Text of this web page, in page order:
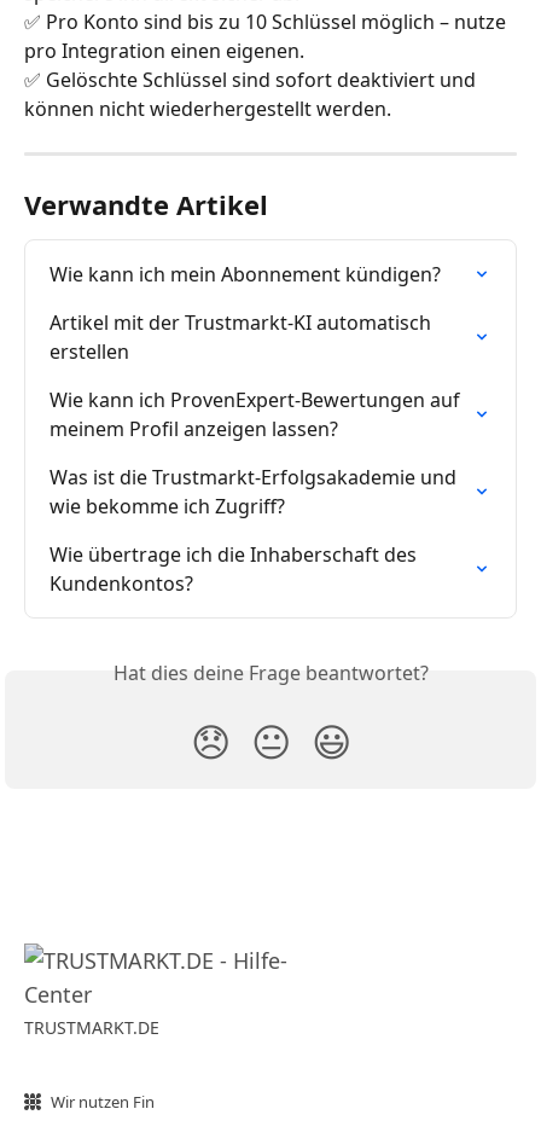
✅ Pro Konto sind bis zu 10 Schlüssel möglich – nutze
pro Integration einen eigenen.
✅ Gelöschte Schlüssel sind sofort deaktiviert und
können nicht wiederhergestellt werden.
Verwandte Artikel
Wie kann ich mein Abonnement kündigen?
Artikel mit der Trustmarkt-KI automatisch
erstellen
Wie kann ich ProvenExpert-Bewertungen auf
meinem Profil anzeigen lassen?
Was ist die Trustmarkt-Erfolgsakademie und
wie bekomme ich Zugriff?
Wie übertrage ich die Inhaberschaft des
Kundenkontos?
Hat dies deine Frage beantwortet?
😞 😐 😃
TRUSTMARKT.DE
Wir nutzen Fin